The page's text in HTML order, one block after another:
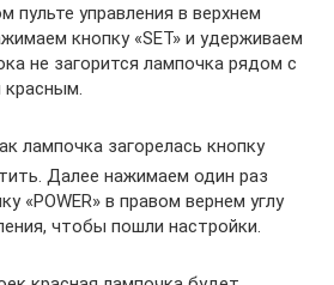
пульте управления в верхнем
кнопку «SET» и удерживаем
не загорится лампочка рядом с
лампочка загорелась кнопку
Далее нажимаем один раз
«POWER» в правом вернем углу
чтобы пошли настройки.